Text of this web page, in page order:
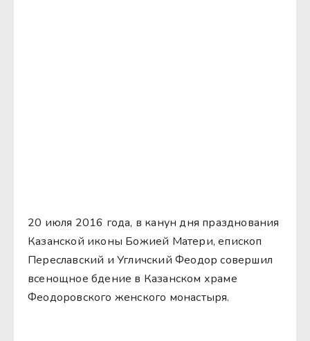
20 июля 2016 года, в канун дня празднования
Казанской иконы Божией Матери, епископ
Переславский и Угличский Феодор совершил
всенощное бдение в Казанском храме
Феодоровского женского монастыря.